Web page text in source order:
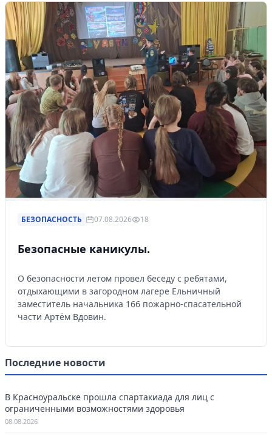
БЕЗОПАСНОСТЬ 07.08.2026 18
Безопасные каникулы.
О безопасности летом провел беседу с ребятами,
отдыхающими в загородном лагере Ельничный
заместитель начальника 166 пожарно-спасательной
части Артём Вдовин.
Последние новости
В Красноуральске прошла спартакиада для лиц с
ограниченными возможностями здоровья
08.08.2026